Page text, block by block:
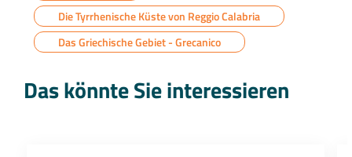
Die Tyrrhenische Küste von Reggio Calabria
Das Griechische Gebiet - Grecanico
Das könnte Sie interessieren